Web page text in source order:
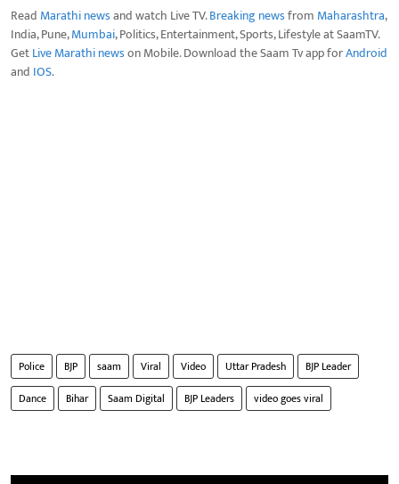
Read Marathi newsand watch Live TV.Breaking newsfrom Maharashtra,
India, Pune,Mumbai, Politics, Entertainment, Sports, Lifestyle at SaamTV.
GetLive Marathi newson Mobile. Download the Saam Tv app forAndroid
and IOS.
Police BJP saam Viral Video Uttar Pradesh
BJP Leader
Dance
Bihar Saam Digital BJP Leaders video goes viral